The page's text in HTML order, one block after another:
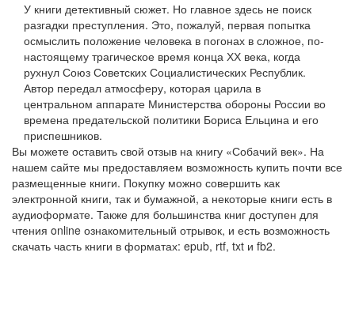
У книги детективный сюжет. Но главное здесь не поиск
разгадки преступления. Это, пожалуй, первая попытка
осмыслить положение человека в погонах в сложное, по-
настоящему трагическое время конца ХХ века, когда
рухнул Союз Советских Социалистических Республик.
Автор передал атмосферу, которая царила в
центральном аппарате Министерства обороны России во
времена предательской политики Бориса Ельцина и его
приспешников.
Вы можете оставить свой отзыв на книгу «Собачий век». На
нашем сайте мы предоставляем возможность купить почти все
размещенные книги. Покупку можно совершить как
электронной книги, так и бумажной, а некоторые книги есть в
аудиоформате. Также для большинства книг доступен для
чтения online ознакомительный отрывок, и есть возможность
скачать часть книги в форматах: epub, rtf, txt и fb2.